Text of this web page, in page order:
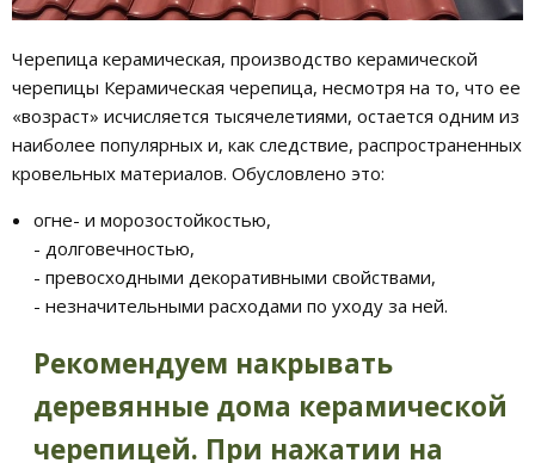
Черепица керамическая, производство керамической
черепицы Керамическая черепица, несмотря на то, что ее
«возраст» исчисляется тысячелетиями, остается одним из
наиболее популярных и, как следствие, распространенных
кровельных материалов. Обусловлено это:
огне- и морозостойкостью,
- долговечностью,
- превосходными декоративными свойствами,
- незначительными расходами по уходу за ней.
Рекомендуем накрывать
деревянные дома керамической
черепицей. При нажатии на